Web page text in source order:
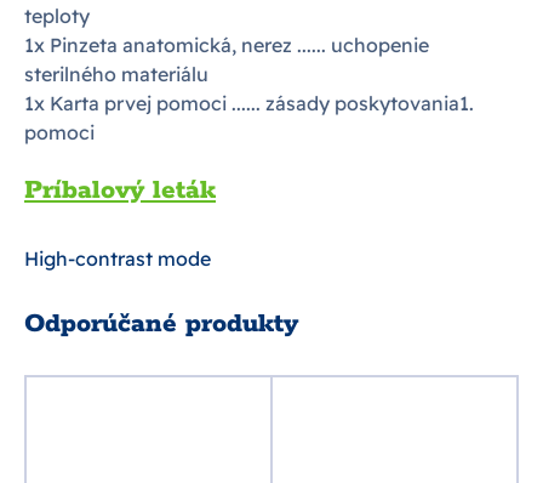
teploty
1x Pinzeta anatomická, nerez ...... uchopenie
sterilného materiálu
1x Karta prvej pomoci ...... zásady poskytovania1.
pomoci
Príbalový leták
High-contrast mode
Odporúčané produkty